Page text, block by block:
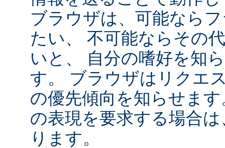
ブラウザは、可能なら
たい、 不可能ならその
いと、 自分の嗜好を知
す。 ブラウザはリクエ
の優先傾向を知らせま
の表現を要求する場合
ります。